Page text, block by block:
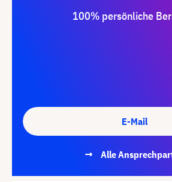
100% persönliche
E-Mail
Alle